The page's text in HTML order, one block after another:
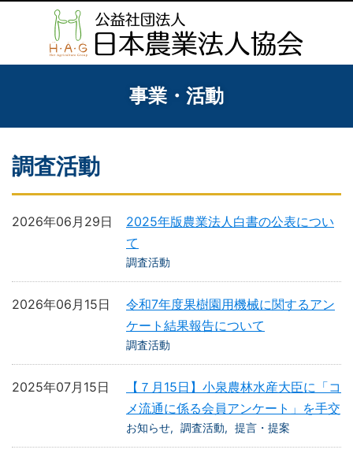
事業・活動
調査活動
2025年版農業法人白書の公表につい
て
2026年06月29日
調査活動
令和7年度果樹園用機械に関するアン
ケート結果報告について
2026年06月15日
調査活動
【７月15日】小泉農林水産大臣に「コ
メ流通に係る会員アンケート」を手交
2025年07月15日
お知らせ 調査活動 提言・提案